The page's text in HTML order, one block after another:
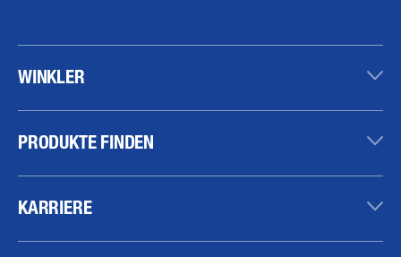
WINKLER
PRODUKTE FINDEN
KARRIERE